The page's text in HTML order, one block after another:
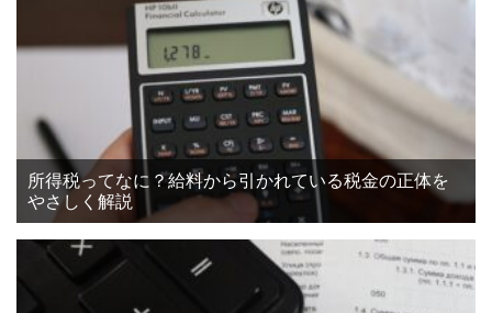
所得税ってなに？給料から引かれている税金の正体を
やさしく解説